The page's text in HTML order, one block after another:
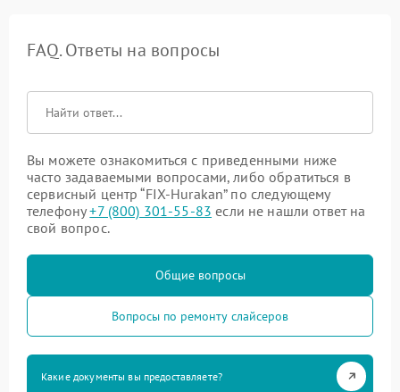
FAQ. Ответы на вопросы
Вы можете ознакомиться с приведенными ниже
часто задаваемыми вопросами, либо обратиться в
сервисный центр “FIX-Hurakan” по следующему
телефону+7 (800) 301-55-83 если не нашли ответ на
свой вопрос.
Общие вопросы
Вопросы по ремонту слайсеров
Какие документы вы предоставляете?